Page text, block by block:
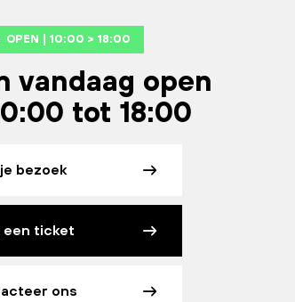
OPEN | 10:00 > 18:00
vandaag open
tot 18:00
bezoek
een ticket
ons